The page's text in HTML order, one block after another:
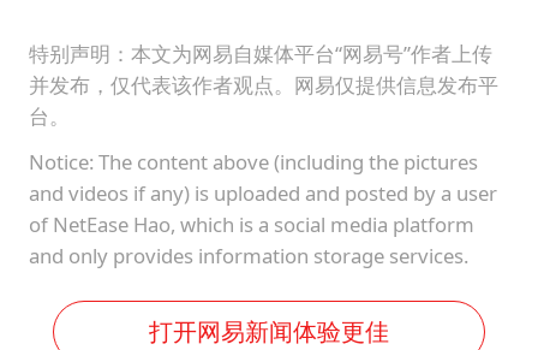
特别声明：本文为网易自媒体平台“网易号”作者上传
并发布，仅代表该作者观点。网易仅提供信息发布平
台。
Notice: The content above (including the pictures
and videos if any) is uploaded and posted by a user
of NetEase Hao, which is a social media platform
and only provides information storage services.
打开网易新闻体验更佳